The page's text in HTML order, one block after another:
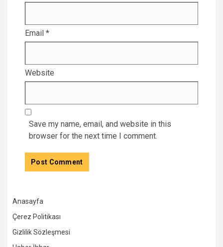
Email *
Website
Save my name, email, and website in this
browser for the next time I comment.
Anasayfa
Çerez Politikası
Gizlilik Sözleşmesi